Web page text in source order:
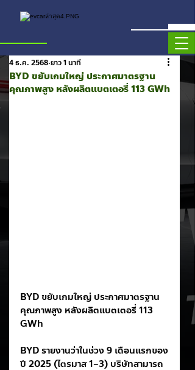
BYD ขยับเกมใหญ่ ประกาศมาตรฐาน
คุณภาพสูง หลังผลิตแบตเตอรี่ 113 GWh
4 ธ.ค. 2568 ยาว 1 นาที
BYD ขยับเกมใหญ่ ประกาศมาตรฐาน
คุณภาพสูง หลังผลิตแบตเตอรี่ 113
GWh
BYD รายงานว่าในช่วง 9 เดือนแรกของ
ปี 2025 (ไตรมาส 1–3) บริษัทสามารถ